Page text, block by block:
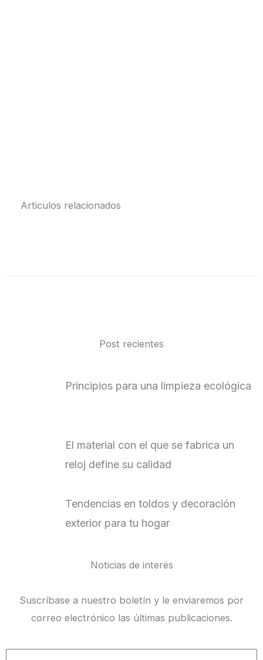
Articulos relacionados
Post recientes
Principios para una limpieza ecológica
El material con el que se fabrica un
reloj define su calidad
Tendencias en toldos y decoración
exterior para tu hogar
Noticias de interés
Suscríbase a nuestro boletín y le enviaremos por
correo electrónico las últimas publicaciones.